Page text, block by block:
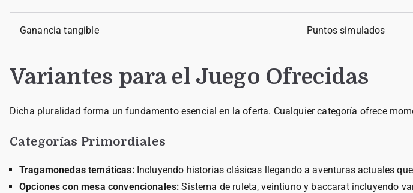
Ganancia tangible Puntos simulados
Variantes para el Juego Ofrecidas
Dicha pluralidad forma un fundamento esencial en la oferta. Cualquier categoría ofrece
Categorías Primordiales
Tragamonedas temáticas:Incluyendo historias clásicas llegando a aventuras actuales
Opciones con mesa convencionales: Sistema de ruleta, veintiuno y baccarat incluyendo